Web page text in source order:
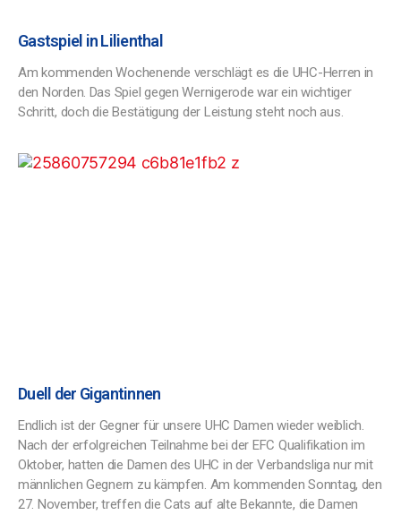
Gastspiel in Lilienthal
Am kommenden Wochenende verschlägt es die UHC-Herren in
den Norden. Das Spiel gegen Wernigerode war ein wichtiger
Schritt, doch die Bestätigung der Leistung steht noch aus.
Duell der Gigantinnen
Endlich ist der Gegner für unsere UHC Damen wieder weiblich.
Nach der erfolgreichen Teilnahme bei der EFC Qualifikation im
Oktober, hatten die Damen des UHC in der Verbandsliga nur mit
männlichen Gegnern zu kämpfen. Am kommenden Sonntag, den
27. November, treffen die Cats auf alte Bekannte, die Damen